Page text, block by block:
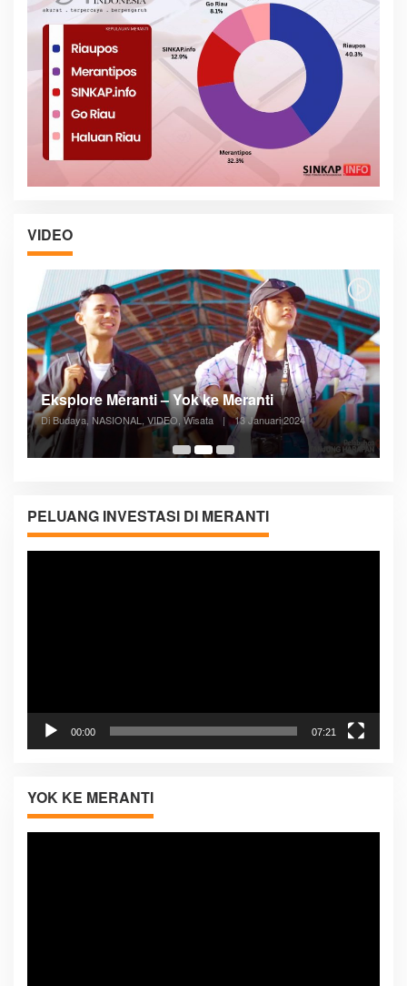
VIDEO
05:08
Posyandu Melayani Semua Siklus Hidup
Di ADVERTORIAL, Kesehatan, VIDEO 27 Desember 2023
PELUANG INVESTASI DI MERANTI
00:00 07:21
YOK KE MERANTI